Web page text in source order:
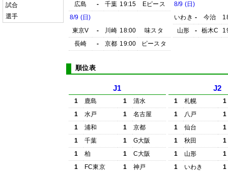
試合
選手
広島
- 千葉 19:15
Eピース
8/9 (日)
東京V
- 川崎 18:00
味スタ
長崎
- 京都 19:00 ピースタ
8/9 (日)
いわき - 今治
山形
- 栃木C
順位表
J1
1 鹿島 1
清水
1
水戸 1
名古屋
1
浦和 1
京都
1
千葉 1
G大阪
1
柏 1
C大阪
1
FC東京 1
神戸
J2
1 札幌
1
1
八戸
1
1
仙台
1
1
秋田
1
1
山形
1
1
いわき
1